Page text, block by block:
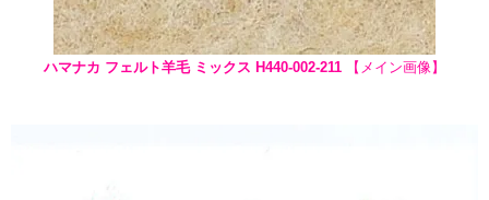
ハマナカ フェルト羊毛 ミックス H440-002-211 【メイン画像】